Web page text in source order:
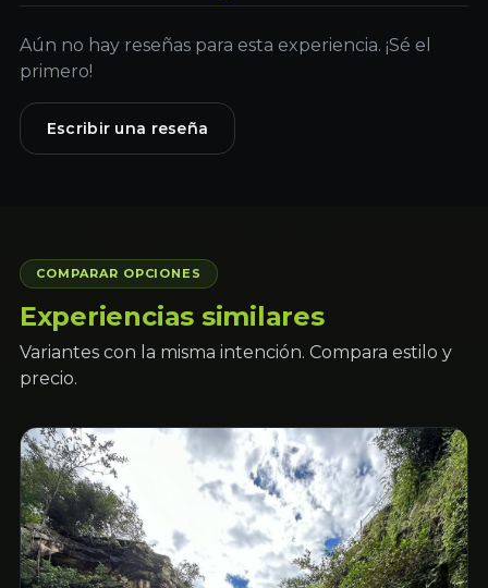
Aún no hay reseñas para esta experiencia. ¡Sé el
primero!
Escribir una reseña
COMPARAR OPCIONES
Experiencias similares
Variantes con la misma intención. Compara estilo y
precio.